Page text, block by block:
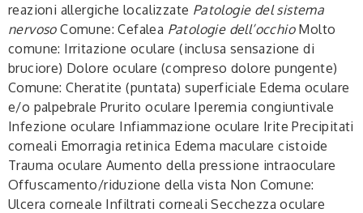
reazioni allergiche localizzate Patologie del sistema
nervosoComune: Cefalea Patologie dell’occhioMolto
comune: Irritazione oculare (inclusa sensazione di
bruciore) Dolore oculare (compreso dolore pungente)
Comune: Cheratite (puntata) superficiale Edema oculare
e/o palpebrale Prurito oculare Iperemia congiuntivale
Infezione oculare Infiammazione oculare Irite Precipitati
corneali Emorragia retinica Edema maculare cistoide
Trauma oculare Aumento della pressione intraoculare
Offuscamento/riduzione della vista Non Comune:
Ulcera corneale Infiltrati corneali Secchezza oculare